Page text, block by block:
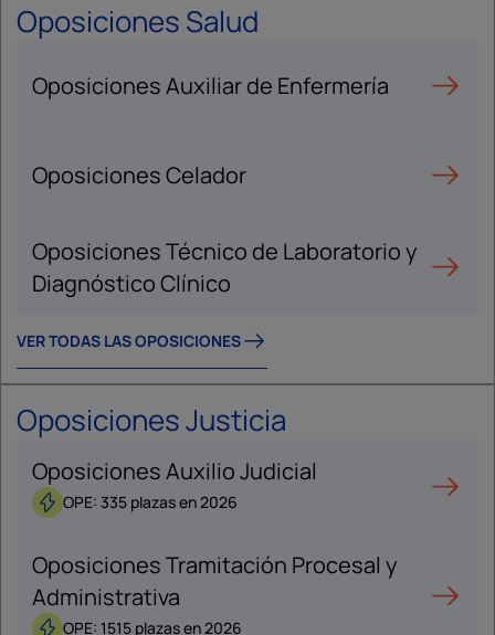
Oposiciones Salud
Oposiciones Auxiliar de Enfermería
Oposiciones Celador
Oposiciones Técnico de Laboratorio y
Diagnóstico Clínico
VER TODAS LAS OPOSICIONES
Oposiciones Justicia
Oposiciones Auxilio Judicial
OPE: 335 plazas en 2026
Oposiciones Tramitación Procesal y
Administrativa
OPE: 1515 plazas en 2026